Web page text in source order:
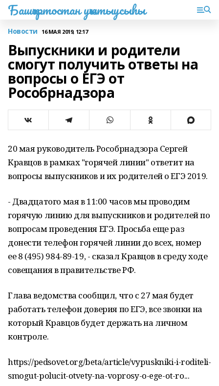
Башҡортостан уҡытыусыһы
Новости 16 МАЯ 2019, 12:17
Выпускники и родители
смогут получить ответы на
вопросы о ЕГЭ от
Рособрнадзора
20 мая руководитель Рособрнадзора Сергей
Кравцов в рамках "горячей линии" ответит на
вопросы выпускников и их родителей о ЕГЭ 2019.
- Двадцатого мая в 11:00 часов мы проводим
горячую линию для выпускников и родителей по
вопросам проведения ЕГЭ. Просьба еще раз
донести телефон горячей линии до всех, номер
ее 8 (495) 984-89-19, - сказал Кравцов в среду ходе
совещания в правительстве РФ.
Глава ведомства сообщил, что с 27 мая будет
работать телефон доверия по ЕГЭ, все звонки на
который Кравцов будет держать на личном
контроле.
https://pedsovet.org/beta/article/vypuskniki-i-roditeli-
smogut-polucit-otvety-na-voprosy-o-ege-ot-ro...